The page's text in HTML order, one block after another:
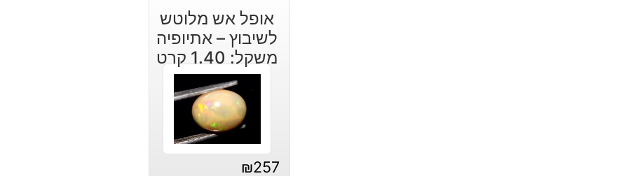
אופל אש מלוטש
לשיבוץ – אתיופיה
משקל: 1.40 קרט
₪257